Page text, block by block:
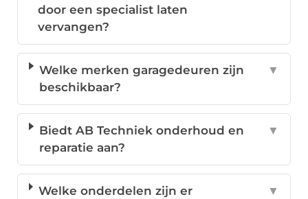
door een specialist laten
vervangen?
Welke merken garagedeuren zijn
beschikbaar?
▼
Biedt AB Techniek onderhoud en
reparatie aan?
▼
Welke onderdelen zijn er
▼